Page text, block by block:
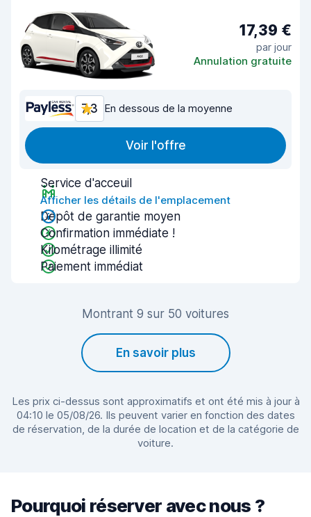
17,39 €
par jour
Annulation gratuite
7,3 En dessous de la moyenne
Voir l'offre
Service d'acceuil
Afficher les détails de l'emplacement
Dépôt de garantie moyen
Confirmation immédiate !
Kilométrage illimité
Paiement immédiat
Montrant 9 sur 50 voitures
En savoir plus
Les prix ci-dessus sont approximatifs et ont été mis à jour à
04:10 le 05/08/26. Ils peuvent varier en fonction des dates
de réservation, de la durée de location et de la catégorie de
voiture.
Pourquoi réserver avec nous ?